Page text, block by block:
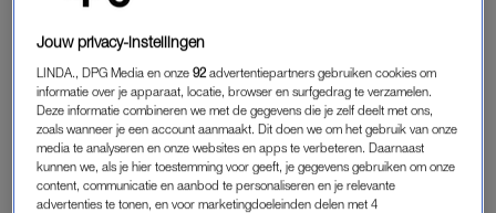
Dat de trouwjurk en kroon van een bruid in Zweedse
klederdracht belangrijke inspiratiebronnen waren voor de
ontwerpers, zie je onder meer terug in deze kandelaar (7,99
euro) en lampenkap (14,99 euro).
Jouw privacy-instellingen
LINDA., DPG Media en onze92 advertentiepartners gebruiken cookies om
informatie over je apparaat, locatie, browser en surfgedrag te verzamelen.
Deze informatie combineren we met de gegevens die je zelf deelt met ons,
zoals wanneer je een account aanmaakt. Dit doen we om het gebruik van onze
media te analyseren en onze websites en apps te verbeteren. Daarnaast
kunnen we, als je hier toestemming voor geeft, je gegevens gebruiken om onze
content, communicatie en aanbod te personaliseren en je relevante
advertenties te tonen, en voor marketingdoeleinden delen met 4